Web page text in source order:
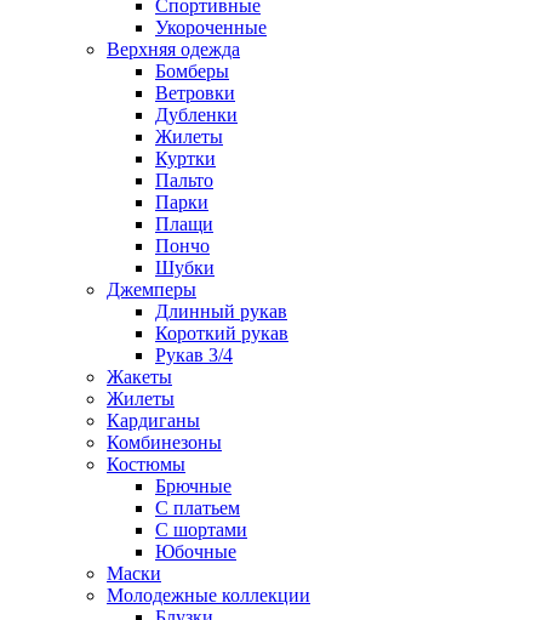
Спортивные
Укороченные
Верхняя одежда
Бомберы
Ветровки
Дубленки
Жилеты
Куртки
Пальто
Парки
Плащи
Пончо
Шубки
Джемперы
Длинный рукав
Короткий рукав
Рукав 3/4
Жакеты
Жилеты
Кардиганы
Комбинезоны
Костюмы
Брючные
С платьем
С шортами
Юбочные
Маски
Молодежные коллекции